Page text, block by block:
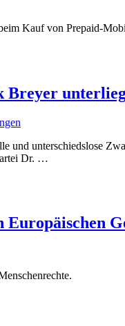
Kauf von Prepaid-
und unterschiedslose
Dr. …